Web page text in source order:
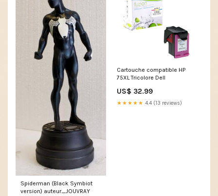
Spiderman (Black Symbiot
version) auteur_JOUVRAY
Cartouche compatible HP
75XL Tricolore Dell
US$ 32.99
★★★★★ 4.4 (13 reviews)